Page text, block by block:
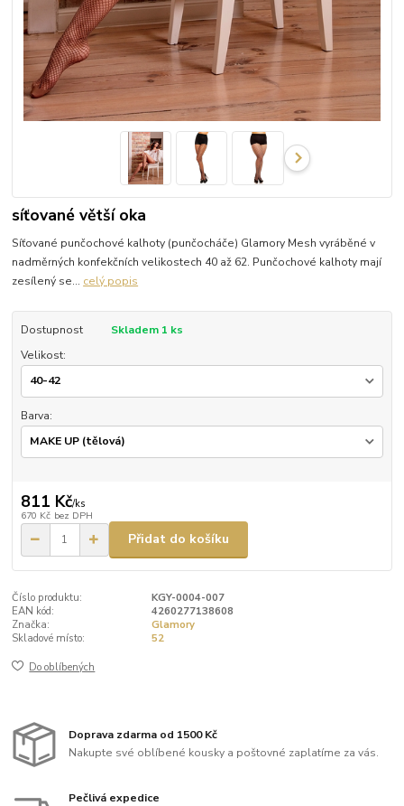
síťované větší oka
Síťované punčochové kalhoty (punčocháče) Glamory Mesh vyráběné v
nadměrných konfekčních velikostech 40 až 62. Punčochové kalhoty mají
zesílený se... celý popis
Dostupnost
Skladem 1 ks
Velikost:
Barva:
811 Kč/ks
670 Kč bez DPH
Přidat do košíku
Číslo produktu:
KGY-0004-007
EAN kód:
4260277138608
Značka:
Glamory
Skladové místo:
52
Do oblíbených
Doprava zdarma od 1500 Kč
Nakupte své oblíbené kousky a poštovné zaplatíme za vás.
Pečlivá expedice